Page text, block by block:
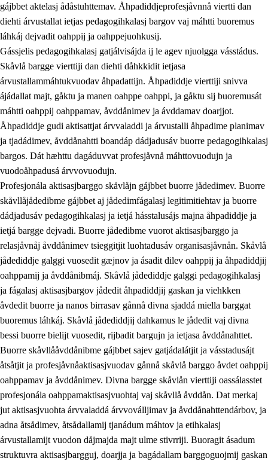
gájbbet aktelasj ådåstuhttemav. Åhpadiddjeprofesjåvnnå viertti dan
diehti árvustallat ietjas pedagogihkalasj bargov vaj máhtti buoremus
láhkáj dejvadit oahppij ja oahppejuohkusij.
Gássjelis pedagogihkalasj gatjálvisájda ij le agev njuolgga vásstádus.
Skåvlå bargge vierttiji dan diehti dåhkkidit ietjasa
árvustallammáhtukvuodav åhpadattijn. Åhpadiddje vierttiji snivva
ájádallat majt, gåktu ja manen oahppe oahppi, ja gåktu sij buoremusát
máhtti oahppij oahppamav, åvddånimev ja ávddamav doarjjot.
Åhpadiddje gudi aktisattjat árvvaladdi ja árvustalli åhpadime planimav
ja tjadádimev, åvddånahtti boandáp dádjadusáv buorre pedagogihkalasj
bargos. Dát hæhttu dagáduvvat profesjåvnå máhttovuodujn ja
vuodoåhpadusá árvvovuodujn.
Profesjonála aktisasjbarggo skåvlåjn gájbbet buorre jådedimev. Buorre
skåvllåjådedibme gájbbet aj jådedimfágalasj legitimitiehtav ja buorre
dádjadusáv pedagogihkalasj ja ietjá hásstalusájs majna åhpadiddje ja
ietjá bargge dejvadi. Buorre jådedibme vuorot aktisasjbarggo ja
relasjåvnåj åvddånimev tsieggitjit luohtadusáv organisasjåvnån. Skåvlå
jådediddje galggi vuosedit gæjnov ja ásadit dilev oahppij ja åhpadiddjij
oahppamij ja åvddånibmáj. Skåvlå jådediddje galggi pedagogihkalasj
ja fágalasj aktisasjbargov jådedit åhpadiddjij gaskan ja viehkken
åvdedit buorre ja nanos birrasav gånnå divna sjaddá miella barggat
buoremus láhkáj. Skåvlå jådediddjij dahkamus le jådedit vaj divna
bessi buorre bielijt vuosedit, rijbadit bargujn ja ietjasa åvddånahttet.
Buorre skåvllååvddånibme gájbbet sajev gatjádalátjit ja vásstadusájt
åtsåtjit ja profesjåvnåaktisasjvuodav gånnå skåvlå barggo åvdet oahppij
oahppamav ja åvddånimev. Divna bargge skåvlån vierttiji oassálasstet
profesjonála oahppamaktisasjvuohtaj vaj skåvllå åvddån. Dat merkaj
jut aktisasjvuohta árvvaladdá árvvoválljimav ja åvddånahttendárbov, ja
adna åtsådimev, åtsådallamij tjanádum máhtov ja etihkalasj
árvustallamijt vuodon dåjmajda majt ulme stivrriji. Buoragit ásadum
struktuvra aktisasjbargguj, doarjja ja bagádallam barggoguojmij gaskan